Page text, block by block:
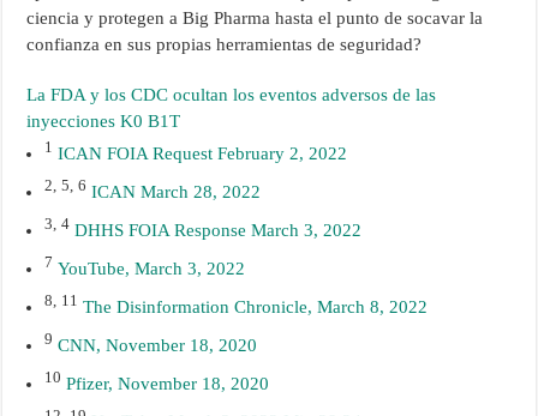
ciencia y protegen a Big Pharma hasta el punto de socavar la
confianza en sus propias herramientas de seguridad?
La FDA y los CDC ocultan los eventos adversos de las
inyecciones K0 B1T
1 ICAN FOIA Request February 2, 2022
2, 5, 6 ICAN March 28, 2022
3, 4 DHHS FOIA Response March 3, 2022
7 YouTube, March 3, 2022
8, 11 The Disinformation Chronicle, March 8, 2022
9 CNN, November 18, 2020
10 Pfizer, November 18, 2020